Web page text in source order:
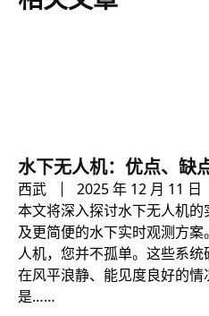
水下无人机：优点、缺
西武 2025 年 12 月 11 日
本文将深入探讨水下无人机
及更简便的水下实时观测方
人机，您并不孤单。这些系
在风平浪静、能见度良好的
是……